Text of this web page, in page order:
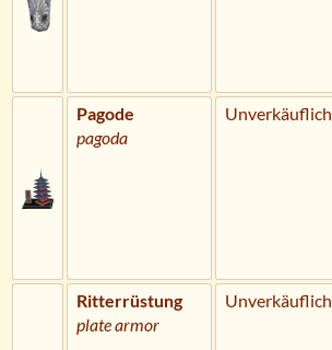
Pagode
pagoda
Unverkäuflich
Ritterrüstung
plate armor
Unverkäuflich